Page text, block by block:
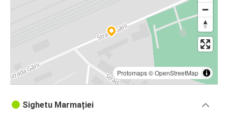
Protomaps©OpenStreetMap
Sighetu Marmației